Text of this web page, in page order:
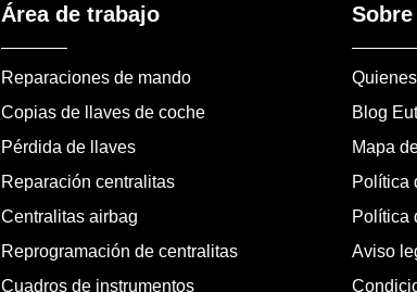
Área de trabajo
Reparaciones de mando
Copias de llaves de coche
Pérdida de llaves
Reparación centralitas
Centralitas airbag
Reprogramación de centralitas
Cuadros de instrumentos
Blog
Mapa
Política
Política
Aviso